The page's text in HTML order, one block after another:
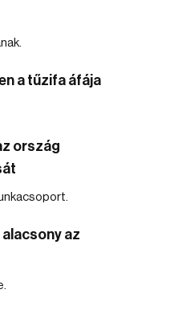
a tűzifa áfája
ország
alacsony az